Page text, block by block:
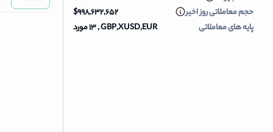
حجم معاملاتی روز اخیر
$۹۹۸,۶۳۲,۶۵۲
پایه های معاملاتی
GBP,XUSD,EUR ‏, 13 مورد